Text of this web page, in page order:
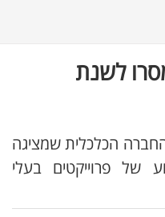
ימסרו לשנת
הכלכלית שמציגה
של פרוייקטים בעלי